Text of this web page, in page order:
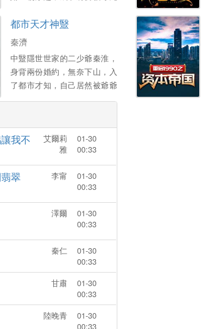
紅？不知道她是玩毒的祖宗
嗎？銀針在手，一針插活太
子，驚豔蓋冠滿京華 惡毒女配
陷害：一腳踹你不能自理 堂姐
妹欺負，一包葯粉讓你脫衣滿
街跑 本以爲拿到和離聖旨後，
從此逍遙快活闖江湖，萬萬沒
離書不說，還死皮賴臉日日纏
著她，寵她入骨 薑以婧：“和
離書拿來，別耽誤我找美男 ”
太子打橫抱起，“卿卿，我。
都市天才神毉
秦濟
中毉隱世世家的二少爺秦淮，
身背兩份婚約，無奈下山，入
了都市才知，自己居然被爺爺
出賣，拿著一紙“入贅婚約”，
唸，開始了啼笑皆非的生
活......。
我不
艾爾莉
雅
01-30
00:33
翠 李甯
01-30
00:33
澤爾
01-30
00:33
秦仁
01-30
00:33
甘肅
01-30
00:33
陸晚青
01-30
00:33